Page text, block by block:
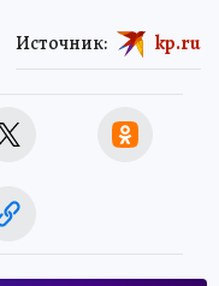
Источник: kp.ru